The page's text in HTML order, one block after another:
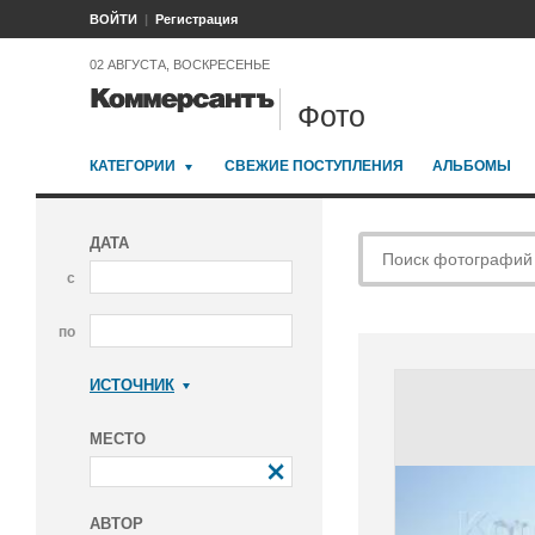
ВОЙТИ Регистрация
02 АВГУСТА, ВОСКРЕСЕНЬЕ
Фото
КАТЕГОРИИ СВЕЖИЕ ПОСТУПЛЕНИЯ АЛЬБОМЫ
ДАТА
с
по
ИСТОЧНИК
МЕСТО
АВТОР